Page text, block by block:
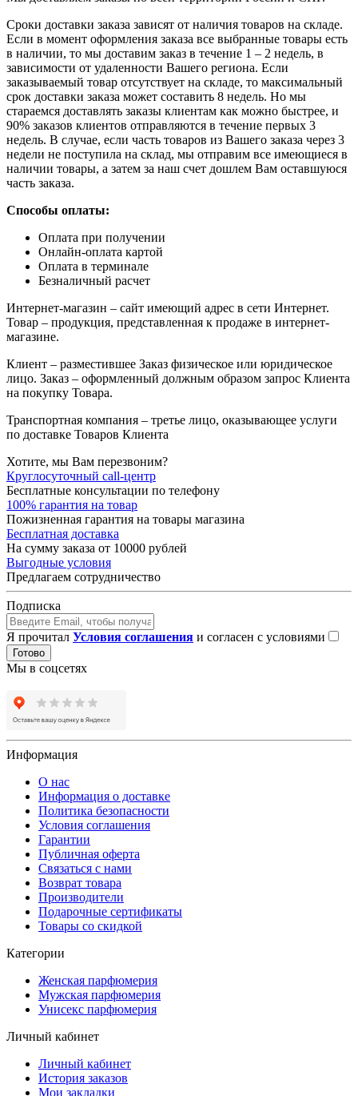
Сроки доставки заказа зависят от наличия товаров на складе.
Если в момент оформления заказа все выбранные товары есть
в наличии, то мы доставим заказ в течение 1 – 2 недель, в
зависимости от удаленности Вашего региона. Если
заказываемый товар отсутствует на складе, то максимальный
срок доставки заказа может составить 8 недель. Но мы
стараемся доставлять заказы клиентам как можно быстрее, и
90% заказов клиентов отправляются в течение первых 3
недель. В случае, если часть товаров из Вашего заказа через 3
недели не поступила на склад, мы отправим все имеющиеся в
наличии товары, а затем за наш счет дошлем Вам оставшуюся
часть заказа.
Способы оплаты:
Оплата при получении
Онлайн-оплата картой
Оплата в терминале
Безналичный расчет
Интернет-магазин – сайт имеющий адрес в сети Интернет.
Товар – продукция, представленная к продаже в интернет-
магазине.
Клиент – разместившее Заказ физическое или юридическое
лицо. Заказ – оформленный должным образом запрос Клиента
на покупку Товара.
Транспортная компания – третье лицо, оказывающее услуги
по доставке Товаров Клиента
Хотите, мы Вам перезвоним?
Круглосуточный call-центр
Бесплатные консультации по телефону
100% гарантия на товар
Пожизненная гарантия на товары магазина
Бесплатная доставка
На сумму заказа от 10000 рублей
Выгодные условия
Предлагаем сотрудничество
Подписка
Я прочитал Условия соглашения и согласен с условиями
Готово
Мы в соцсетях
Информация
О нас
Информация о доставке
Политика безопасности
Условия соглашения
Гарантии
Публичная оферта
Связаться с нами
Возврат товара
Производители
Подарочные сертификаты
Товары со скидкой
Категории
Женская парфюмерия
Мужская парфюмерия
Унисекс парфюмерия
Личный кабинет
Личный кабинет
История заказов
Мои закладки